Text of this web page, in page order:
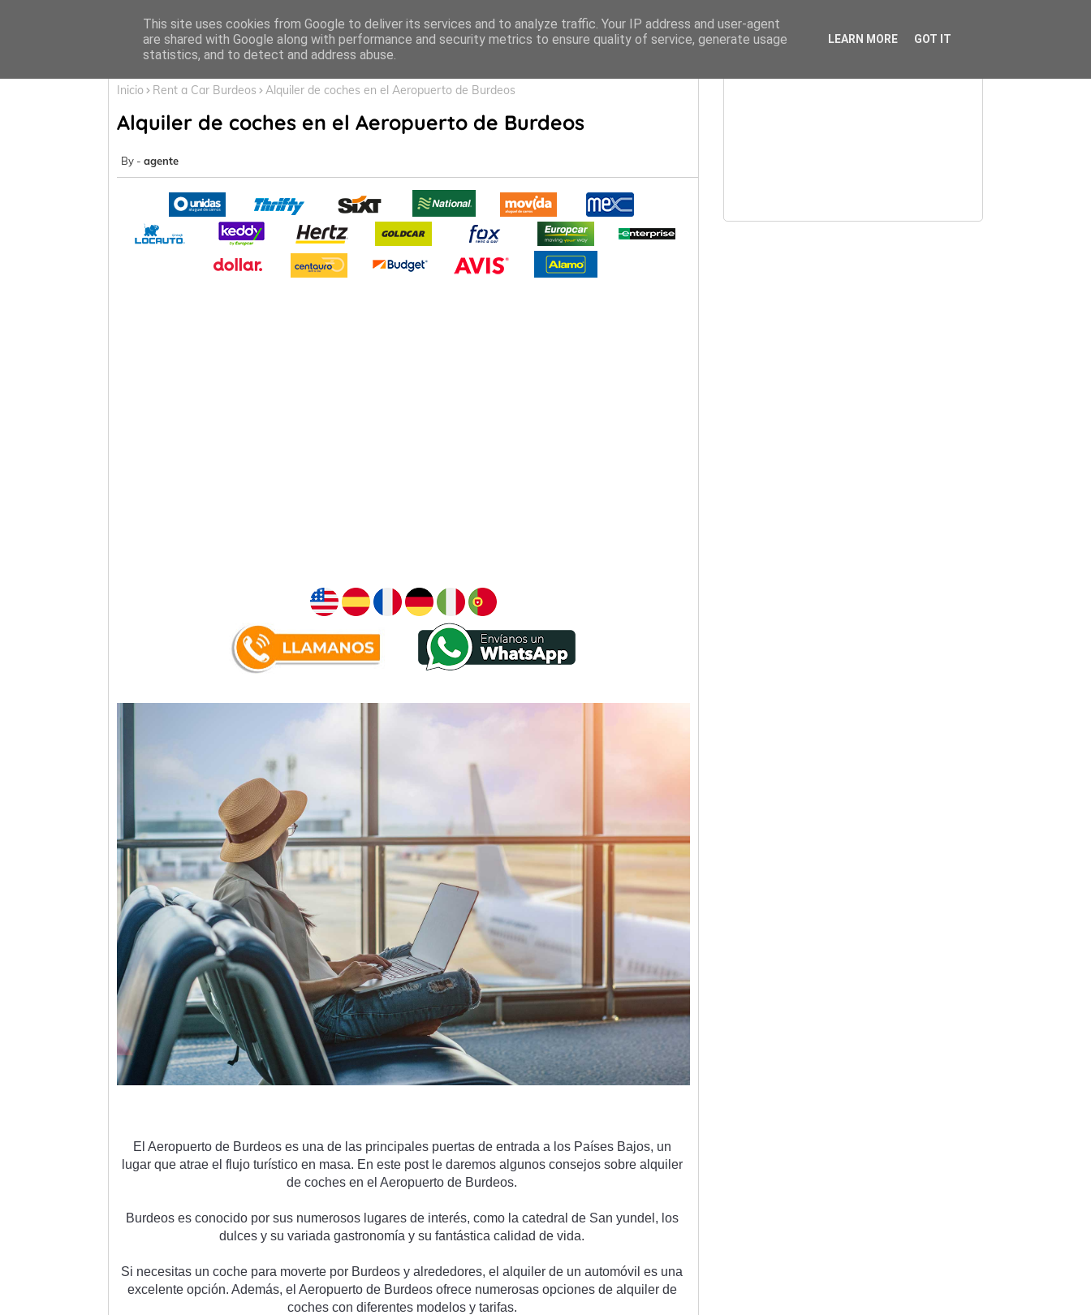
Inicio
Inicio Rent a Car Burdeos Alquiler de coches en el Aeropuerto de Burdeos
Alquiler de coches en el Aeropuerto de Burdeos
agente
El Aeropuerto de Burdeos es una de las principales puertas de entrada a los Países Bajos, un
ugar que atrae el flujo turístico en masa. En este post le daremos al gunos consejos sobre al quiler
de coches en el Aeropuerto de Burdeos.
Burdeos es conocido por sus numerosos lugares de interés, como la catedral de San yundel , los
dul ces y su variada gastronomía y su fantástica cal idad de vida.
Si necesitas un coche para moverte por Burdeos y al rededores, el al quiler de un automóvil es una
excel ente opción. Además, el Aeropuerto de Burdeos ofrece numerosas opciones de al quiler de
coches con diferentes model os y tarifas.
This site uses cookies from Google to deliver its services and to analyze traffic. Your IP address and user-agent
are shared with Google along with performance and security metrics to ensure quality of service, generate usage
statistics, and to detect and address abuse.
LEARN MORE GOT IT